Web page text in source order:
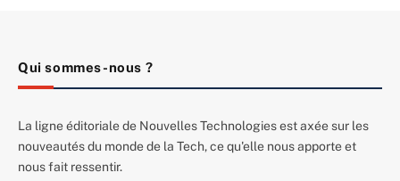
Qui sommes-nous ?
La ligne éditoriale de Nouvelles Technologies est axée sur les
nouveautés du monde de la Tech, ce qu'elle nous apporte et
nous fait ressentir.